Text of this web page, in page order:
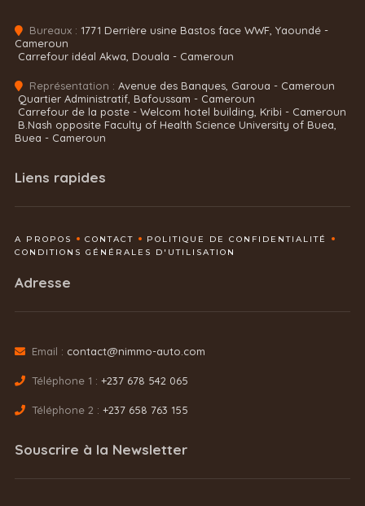
Bureaux : 1771 Derrière usine Bastos face WWF, Yaoundé -
Cameroun
Carrefour idéal Akwa, Douala - Cameroun
Représentation : Avenue des Banques, Garoua - Cameroun
Quartier Administratif, Bafoussam - Cameroun
Carrefour de la poste - Welcom hotel building, Kribi - Cameroun
B.Nash opposite Faculty of Health Science University of Buea,
Buea - Cameroun
Liens rapides
A PROPOS CONTACT
POLITIQUE DE CONFIDENTIALITÉ
CONDITIONS GÉNÉRALES D'UTILISATION
Adresse
Email : contact@nimmo-auto.com
Téléphone 1 : +237 678 542 065
Téléphone 2 : +237 658 763 155
Souscrire à la Newsletter